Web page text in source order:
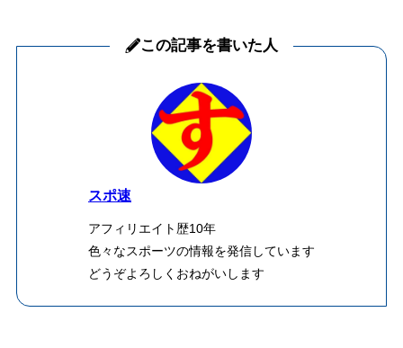
この記事を書いた人
スポ速
アフィリエイト歴10年
色々なスポーツの情報を発信しています
どうぞよろしくおねがいします